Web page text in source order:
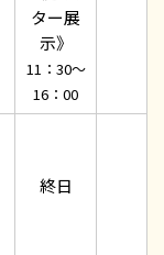
ター展
示》
11：30～
16：00
終日